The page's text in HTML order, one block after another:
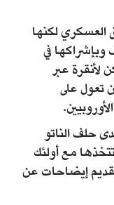
العسكري لكنها
وبإشراكها في
لأنقرة عبر
تعول على
حلف الناتو
مع أولئك
إيضاحات عن